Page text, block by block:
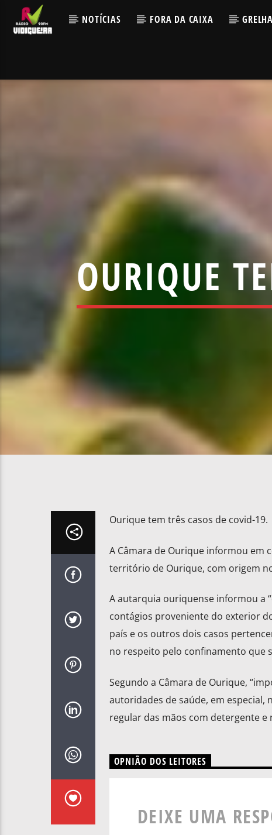
NOTÍCIAS FORA DA CAIXA GRELHA
OURIQUE
Ourique tem três casos de covid-19.
A Câmara de Ourique informou em
território de Ourique, com origem
A autarquia ouriquense informou a
contágios proveniente do exterior
país e os outros dois casos
no respeito pelo confinamento que
Segundo a Câmara de Ourique,
autoridades de saúde, em especial,
regular das mãos com detergente
OPNIÃO DOS LEITORES
DEIXE UMA